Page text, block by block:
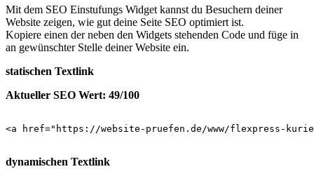
Mit dem SEO Einstufungs Widget kannst du Besuchern deiner
Website zeigen, wie gut deine Seite SEO optimiert ist.
Kopiere einen der neben den Widgets stehenden Code und füge in
an gewünschter Stelle deiner Website ein.
statischen Textlink
Aktueller SEO Wert: 49/100
<a href="https://website-pruefen.de/www/flexpress-
dynamischen Textlink